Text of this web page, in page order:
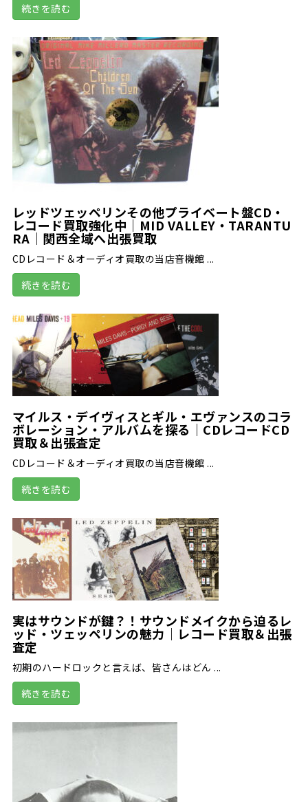
続きを読む
レッドツェッペリンその他プライベート盤CD・
レコード買取強化中｜MID VALLEY・TARANTU
RA｜関西全域へ出張買取
CDレコード＆オーディオ買取の当店音機館 ...
続きを読む
マイルス・デイヴィスとギル・エヴァンスのコラ
ボレーション・アルバムを探る｜CDレコードCD
買取＆出張査定
CDレコード＆オーディオ買取の当店音機館 ...
続きを読む
実はサウンドが鍵？！サウンドメイクから迫るレ
ッド・ツェッペリンの魅力｜レコード買取＆出張
査定
初期のハードロックと言えば、皆さんはどん ...
続きを読む